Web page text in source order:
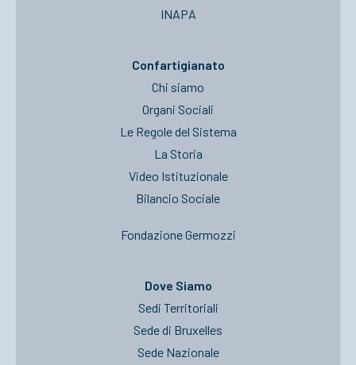
INAPA
Confartigianato
Chi siamo
Organi Sociali
Le Regole del Sistema
La Storia
Video Istituzionale
Bilancio Sociale
Fondazione Germozzi
Dove Siamo
Sedi Territoriali
Sede di Bruxelles
Sede Nazionale